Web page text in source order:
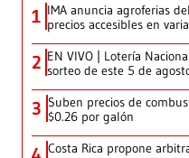
1 IMA anuncia agroferias
precios accesibles en
2 EN VIVO | Lotería
sorteo de este 5 de
3 Suben precios de
$0.26 por galón
Costa Rica propone